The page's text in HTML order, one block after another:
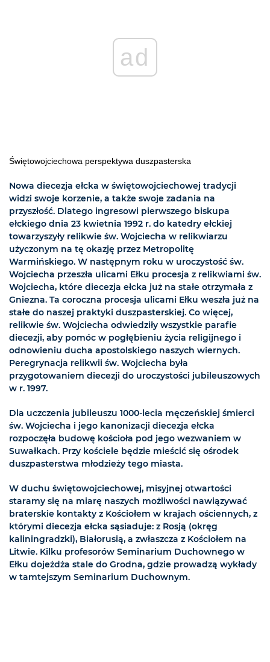
ad
Świętowojciechowa perspektywa duszpasterska
Nowa diecezja ełcka w świętowojciechowej tradycji
widzi swoje korzenie, a także swoje zadania na
przyszłość. Dlatego ingresowi pierwszego biskupa
ełckiego dnia 23 kwietnia 1992 r. do katedry ełckiej
towarzyszyły relikwie św. Wojciecha w relikwiarzu
użyczonym na tę okazję przez Metropolitę
Warmińskiego. W następnym roku w uroczystość św.
Wojciecha przeszła ulicami Ełku procesja z relikwiami św.
Wojciecha, które diecezja ełcka już na stałe otrzymała z
Gniezna. Ta coroczna procesja ulicami Ełku weszła już na
stałe do naszej praktyki duszpasterskiej. Co więcej,
relikwie św. Wojciecha odwiedziły wszystkie parafie
diecezji, aby pomóc w pogłębieniu życia religijnego i
odnowieniu ducha apostolskiego naszych wiernych.
Peregrynacja relikwii św. Wojciecha była
przygotowaniem diecezji do uroczystości jubileuszowych
w r. 1997.
Dla uczczenia jubileuszu 1000-lecia męczeńskiej śmierci
św. Wojciecha i jego kanonizacji diecezja ełcka
rozpoczęła budowę kościoła pod jego wezwaniem w
Suwałkach. Przy kościele będzie mieścić się ośrodek
duszpasterstwa młodzieży tego miasta.
W duchu świętowojciechowej, misyjnej otwartości
staramy się na miarę naszych możliwości nawiązywać
braterskie kontakty z Kościołem w krajach ościennych, z
którymi diecezja ełcka sąsiaduje: z Rosją (okręg
kaliningradzki), Białorusią, a zwłaszcza z Kościołem na
Litwie. Kilku profesorów Seminarium Duchownego w
Ełku dojeżdża stale do Grodna, gdzie prowadzą wykłady
w tamtejszym Seminarium Duchownym.